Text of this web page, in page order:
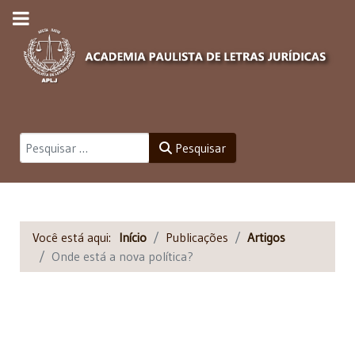
Pesquisar Pesquisar
Você está aqui: Início Publicações
Artigos
Onde está a nova política?